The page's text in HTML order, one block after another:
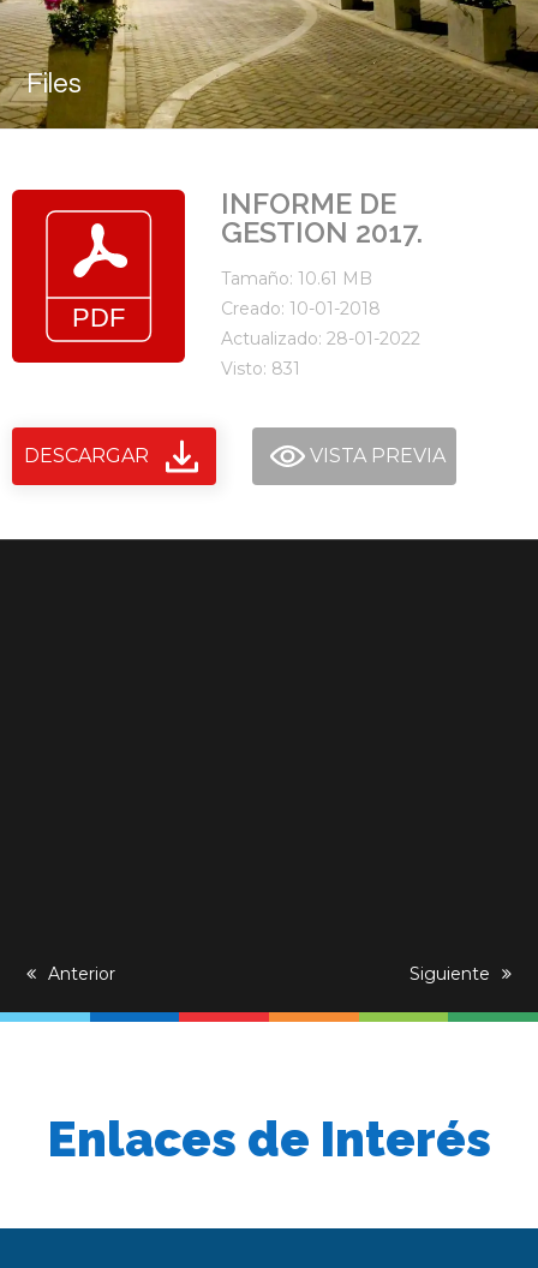
Files
INFORME DE
GESTION 2017.
Tamaño: 10.61 MB
Creado: 10-01-2018
Actualizado: 28-01-2022
Visto: 831
DESCARGAR VISTA PREVIA
previous
Anterior
next
Siguiente
Enlaces de Interés